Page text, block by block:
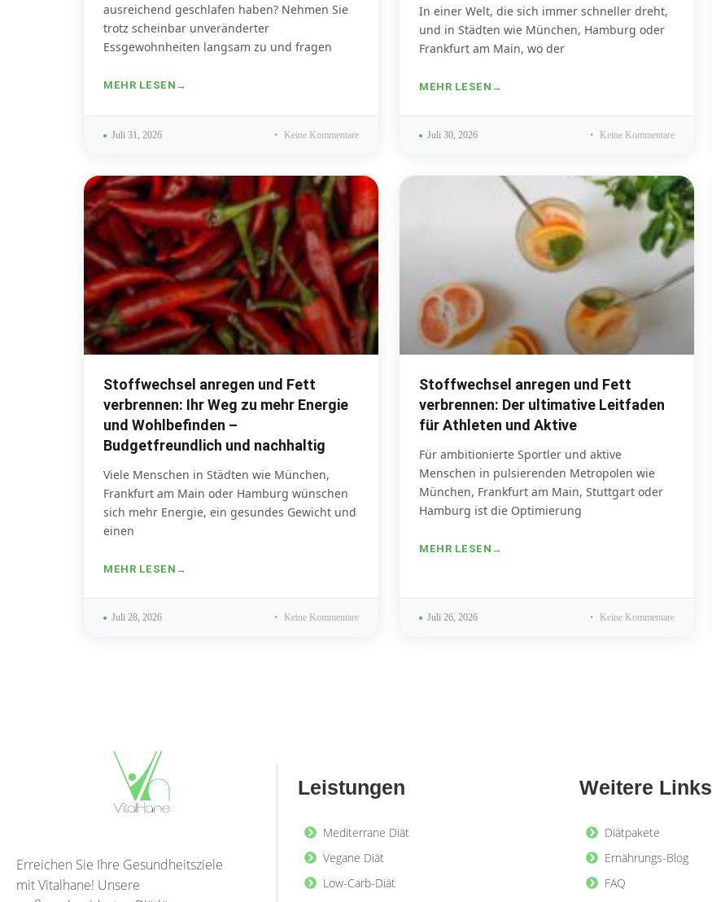
ausreichend geschlafen haben? Nehmen Sie
trotz scheinbar unveränderter
Essgewohnheiten langsam zu und fragen
MEHR LESEN
Juli 31, 2026 Keine Kommentare
In einer Welt, die sich immer schneller dreht,
und in Städten wie München, Hamburg oder
Frankfurt am Main, wo der
MEHR LESEN
Juli 30, 2026 Keine Kommentare
Stoffwechsel anregen und Fett
verbrennen: Ihr Weg zu mehr Energie
und Wohlbefinden –
Budgetfreundlich und nachhaltig
Viele Menschen in Städten wie München,
Frankfurt am Main oder Hamburg wünschen
sich mehr Energie, ein gesundes Gewicht und
einen
MEHR LESEN
Juli 28, 2026 Keine Kommentare
Stoffwechsel anregen und Fett
verbrennen: Der ultimative Leitfaden
für Athleten und Aktive
Für ambitionierte Sportler und aktive
Menschen in pulsierenden Metropolen wie
München, Frankfurt am Main, Stuttgart oder
Hamburg ist die Optimierung
MEHR LESEN
Juli 26, 2026 Keine Kommentare
Erreichen Sie Ihre Gesundheitsziele
mit Vitalhane! Unsere
Leistungen
Mediterrane Diät
Vegane Diät
Low-Carb-Diät
Weitere Links
Diätpakete
Ernährungs-Blog
FAQ